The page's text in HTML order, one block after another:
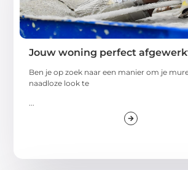
Jouw woning perfect
Ben je op zoek naar een manier om je
naadloze look te
...